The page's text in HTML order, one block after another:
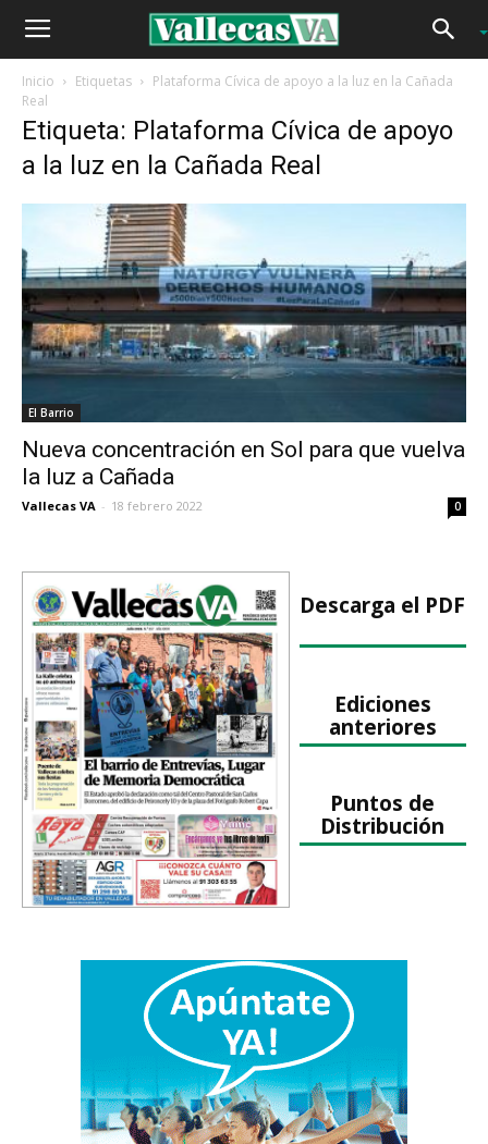
Inicio Etiquetas
Plataforma Cívica de apoyo a la luz en la Cañada
Real
Etiqueta: Plataforma Cívica de apoyo
a la luz en la Cañada Real
El Barrio
Nueva concentración en Sol para que vuelva
la luz a Cañada
Vallecas VA - 18 febrero 2022 0
Descarga el PDF
Ediciones
anteriores
Puntos de
Distribución